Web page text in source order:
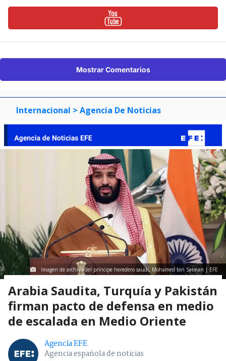
Mostrar Comentarios
Internacional > Agencia De Noticias
Imagen de archivo del príncipe heredero saudí, Mohamed bin Salman | EFE
Arabia Saudita, Turquía y Pakistán
firman pacto de defensa en medio
de escalada en Medio Oriente
Agencia EFE
Agencia española de noticias